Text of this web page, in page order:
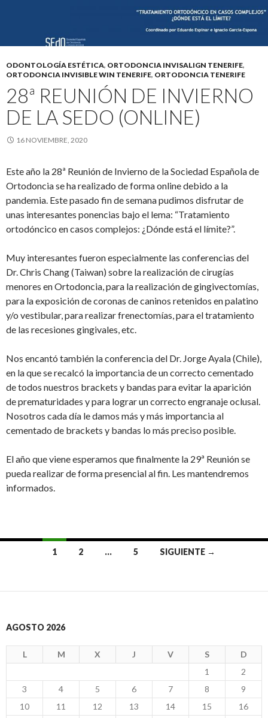
ODONTOLOGÍA ESTÉTICA, ORTODONCIA INVISALIGN TENERIFE,
ORTODONCIA INVISIBLE WIN TENERIFE, ORTODONCIA TENERIFE
28ª REUNIÓN DE INVIERNO
DE LA SEDO (ONLINE)
16 NOVIEMBRE, 2020
Este año la 28ª Reunión de Invierno de la Sociedad Española de
Ortodoncia se ha realizado de forma online debido a la
pandemia. Este pasado fin de semana pudimos disfrutar de
unas interesantes ponencias bajo el lema: “Tratamiento
ortodóncico en casos complejos: ¿Dónde está el límite?”.
Muy interesantes fueron especialmente las conferencias del
Dr. Chris Chang (Taiwan) sobre la realización de cirugías
menores en Ortodoncia, para la realización de gingivectomías,
para la exposición de coronas de caninos retenidos en palatino
y/o vestibular, para realizar frenectomías, para el tratamiento
de las recesiones gingivales, etc.
Nos encantó también la conferencia del Dr. Jorge Ayala (Chile),
en la que se recalcó la importancia de un correcto cementado
de todos nuestros brackets y bandas para evitar la aparición
de prematuridades y para lograr un correcto engranaje oclusal.
Nosotros cada día le damos más y más importancia al
cementado de brackets y bandas lo más preciso posible.
El año que viene esperamos que finalmente la 29ª Reunión se
pueda realizar de forma presencial al fin. Les mantendremos
informados.
Navegación
entradas
1 2 … 5 SIGUIENTE →
AGOSTO 2026
L M X J V S
D
1
2
3
4 5 6 7 8
9
10
11 12 13 14 15
16